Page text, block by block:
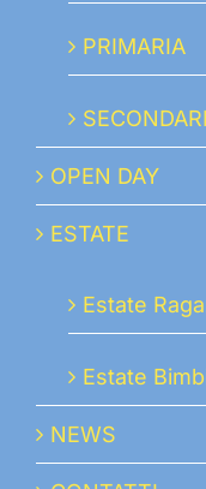
PRIMARIA
OPEN DAY
ESTATE
Estate
Estate
NEWS